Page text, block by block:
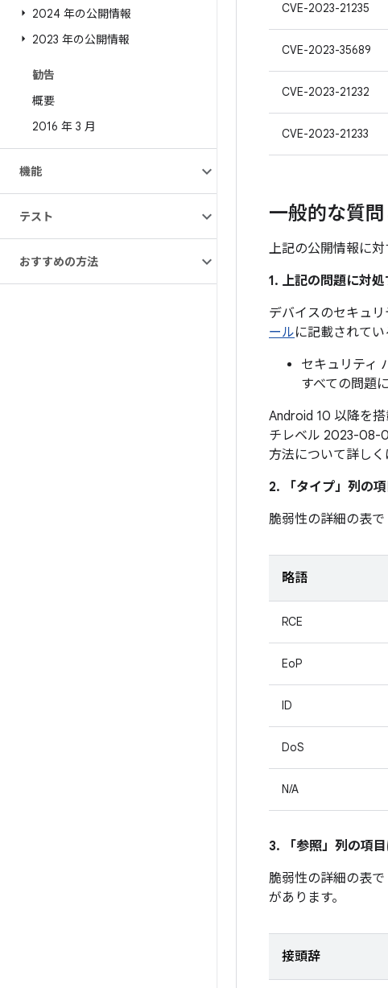
2024 年の公開情報
2023 年の公開情報
勧告
概要
2016 年 3 月
機能
テスト
おすすめの方法
CVE-2023-21235
CVE-2023-35689
CVE-2023-21232
CVE-2023-21233
一般的な質
上記の公開情報に
1. 上記の問題に対
デバイスのセキュリ
ールに記載されてい
セキュリティ
すべての問題
Android 10 以降を
チレベル 2023-08-
方法について詳しく
2. 「タイプ」 列の
脆弱性の詳細の表で
略語
RCE
EoP
ID
DoS
N/A
3. 「参照」 列の項
脆弱性の詳細の表で
があります。
接頭辞